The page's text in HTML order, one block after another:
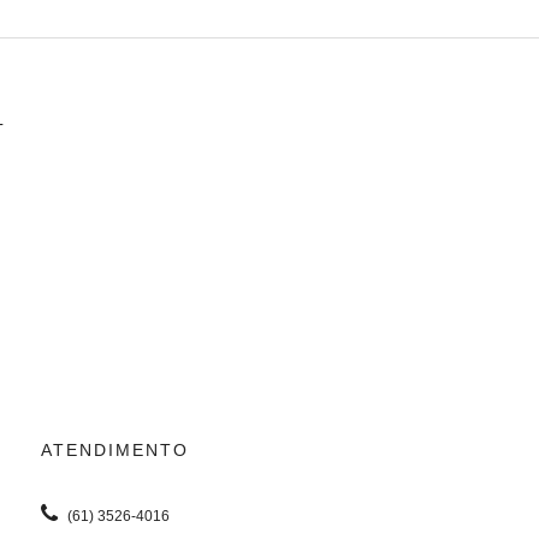
ATENDIMENTO
(61) 3526-4016